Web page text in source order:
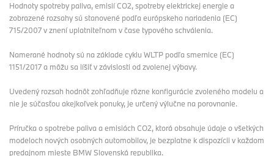
Hodnoty spotreby paliva, emisií CO2, spotreby elektrickej energie a
zobrazené rozsahy sú stanovené podľa európskeho nariadenia (EC)
715/2007 v znení uplatniteľnom v čase typového schválenia.
Namerané hodnoty sú na základe cyklu WLTP podľa smernice (EC)
1151/2017 a môžu sa líšiť v závislosti od zvolenej výbavy.
Uvedený rozsah hodnôt zohľadňuje rôzne konfigurácie zvoleného modelu a
nie je súčasťou akejkoľvek ponuky, je určený výlučne na porovnanie.
Príručka o spotrebe paliva a emisiách CO2, ktorá obsahuje údaje o všetkých
modeloch nových osobných automobilov, je bezplatne k dispozícii v každom
predajnom mieste BMW Slovenská republika.